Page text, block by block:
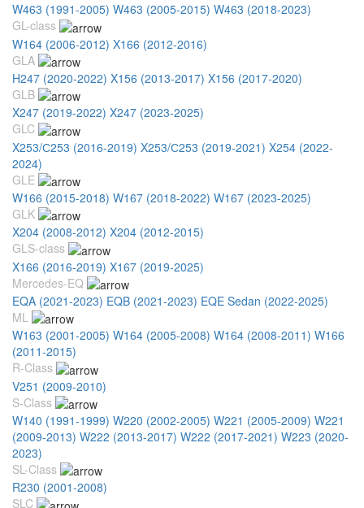
W463 (1991-2005) W463 (2005-2015) W463 (2018-2023)
GL-class
W164 (2006-2012) X166 (2012-2016)
GLA
H247 (2020-2022) X156 (2013-2017) X156 (2017-2020)
GLB
X247 (2019-2022) X247 (2023-2025)
GLC
X253/С253 (2016-2019) X253/С253 (2019-2021) X254 (2022-
2024)
GLE
W166 (2015-2018) W167 (2018-2022) W167 (2023-2025)
GLK
X204 (2008-2012) X204 (2012-2015)
GLS-class
X166 (2016-2019) X167 (2019-2025)
Mercedes-EQ
EQA (2021-2023) EQB (2021-2023) EQE Sedan (2022-2025)
ML
W163 (2001-2005) W164 (2005-2008) W164 (2008-2011) W166
(2011-2015)
R-Class
V251 (2009-2010)
S-Class
W140 (1991-1999) W220 (2002-2005) W221 (2005-2009) W221
(2009-2013) W222 (2013-2017) W222 (2017-2021) W223 (2020-
2023)
SL-Class
R230 (2001-2008)
SLC